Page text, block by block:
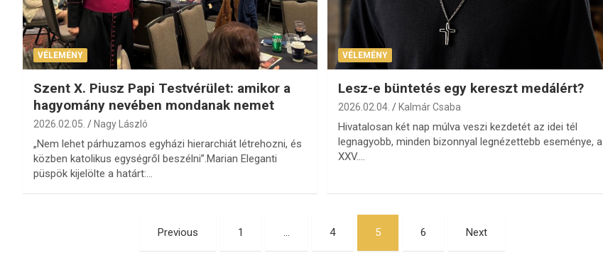
VÉLEMÉNY
Szent X. Piusz Papi Testvérület: amikor a
hagyomány nevében mondanak nemet
2026.02.05. Nagy László
„Nem lehet párhuzamos egyházi hierarchiát létrehozni, és
közben katolikus egységről beszélni”.Marian Eleganti
püspök kijelölte a határt:…
VÉLEMÉNY
Lesz-e büntetés egy kereszt medálért?
2026.02.04. Kalmár Csaba
Hivatalosan két nap múlva veszi kezdetét az idei tél
legnagyobb, minden bizonnyal legnézettebb eseménye, a
XXV.…
Previous 1 … 4 5 6 Next